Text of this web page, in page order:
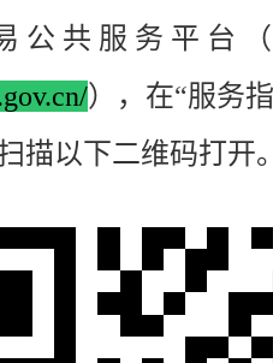
公 共 服 务 平 台
），在“服务
描以下二维码打开。